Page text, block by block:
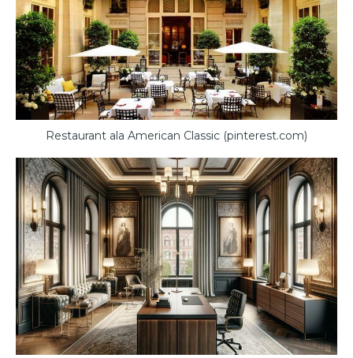
Restaurant ala American Classic (pinterest.com)